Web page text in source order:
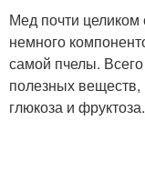
Мед почти целиком
немного
самой пчелы.
полезных веществ,
глюкоза и фруктоза.